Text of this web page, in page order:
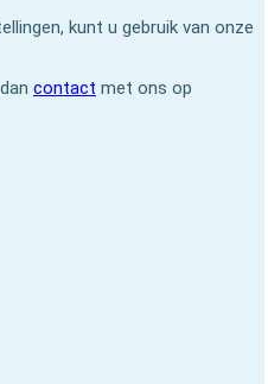
kunt u gebruik van onze
contact met ons op